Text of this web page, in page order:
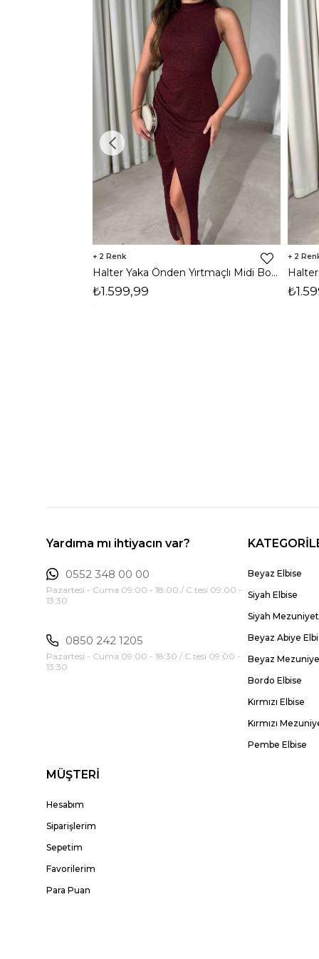
2
Halter Yaka Önden Yırtmaçlı Midi Boy Bordo Hasre Kadın Elbise 26Y502
₺1.599,99
2
Yardıma mı ihtiyacın var?
0552 348 00 00
Pazartesi - Cuma 09:00 - 18:00 / C.tesi 09:00 -
13:30
0850 242 1205
Pazartesi - Cuma 09:00 - 18:30 / C.tesi 09:00 -
13:30
Beyaz Elbise
Siyah Elbise
Siyah
Beyaz Abiye
Beyaz
Bordo Elbise
Kırmızı Elbise
Kırmızı
Pembe Elbise
MÜŞTERİ
Hesabım
Siparişlerim
Sepetim
Favorilerim
Para Puan